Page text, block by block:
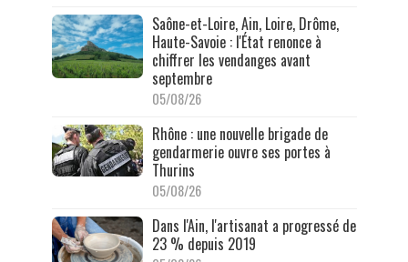
Saône-et-Loire, Ain, Loire, Drôme,
Haute-Savoie : l'État renonce à
chiffrer les vendanges avant
septembre
05/08/26
Rhône : une nouvelle brigade de
gendarmerie ouvre ses portes à
Thurins
05/08/26
Dans l'Ain, l'artisanat a progressé de
23 % depuis 2019